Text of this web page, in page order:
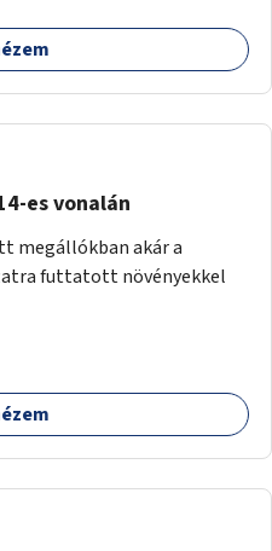
es vonalán
megállókban akár a
futtatott növényekkel